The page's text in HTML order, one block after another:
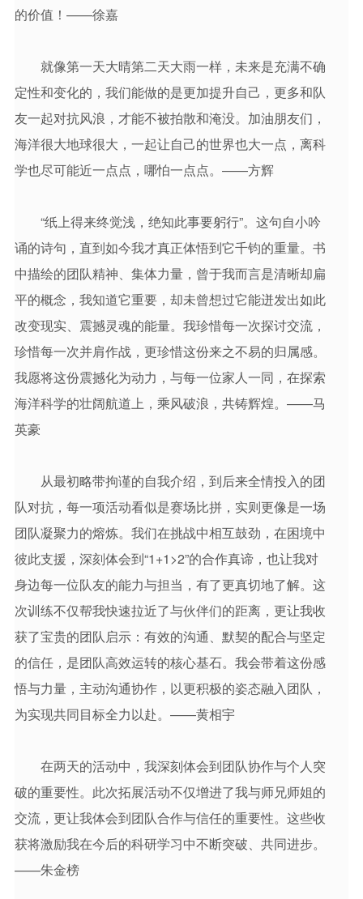
的价值！——徐嘉
就像第一天大晴第二天大雨一样，未来是充满不确
定性和变化的，我们能做的是更加提升自己，更多和队
友一起对抗风浪，才能不被拍散和淹没。加油朋友们，
海洋很大地球很大，一起让自己的世界也大一点，离科
学也尽可能近一点点，哪怕一点点。——方辉
“纸上得来终觉浅，绝知此事要躬行”。这句自小吟
诵的诗句，直到如今我才真正体悟到它千钧的重量。书
中描绘的团队精神、集体力量，曾于我而言是清晰却扁
平的概念，我知道它重要，却未曾想过它能迸发出如此
改变现实、震撼灵魂的能量。我珍惜每一次探讨交流，
珍惜每一次并肩作战，更珍惜这份来之不易的归属感。
我愿将这份震撼化为动力，与每一位家人一同，在探索
海洋科学的壮阔航道上，乘风破浪，共铸辉煌。——马
英豪
从最初略带拘谨的自我介绍，到后来全情投入的团
队对抗，每一项活动看似是赛场比拼，实则更像是一场
团队凝聚力的熔炼。我们在挑战中相互鼓劲，在困境中
彼此支援，深刻体会到“1+1>2”的合作真谛，也让我对
身边每一位队友的能力与担当，有了更真切地了解。这
次训练不仅帮我快速拉近了与伙伴们的距离，更让我收
获了宝贵的团队启示：有效的沟通、默契的配合与坚定
的信任，是团队高效运转的核心基石。我会带着这份感
悟与力量，主动沟通协作，以更积极的姿态融入团队，
为实现共同目标全力以赴。——黄相宇
在两天的活动中，我深刻体会到团队协作与个人突
破的重要性。此次拓展活动不仅增进了我与师兄师姐的
交流，更让我体会到团队合作与信任的重要性。这些收
获将激励我在今后的科研学习中不断突破、共同进步。
——朱金榜